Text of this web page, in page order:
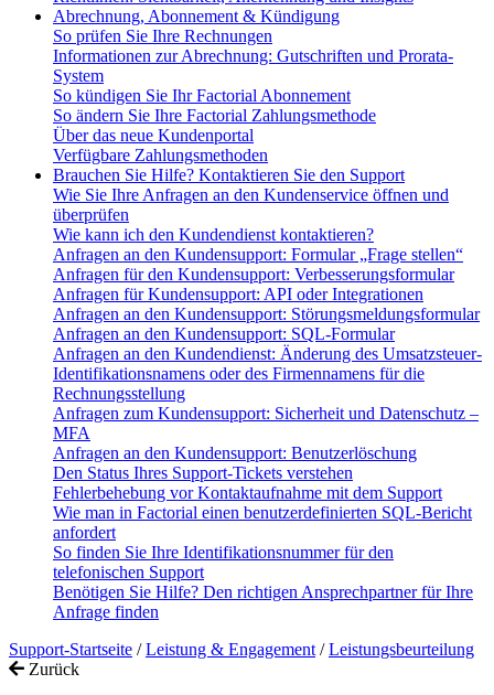
Abrechnung, Abonnement & Kündigung
So prüfen Sie Ihre Rechnungen
Informationen zur Abrechnung: Gutschriften und Prorata-
System
So kündigen Sie Ihr Factorial Abonnement
So ändern Sie Ihre Factorial Zahlungsmethode
Über das neue Kundenportal
Verfügbare Zahlungsmethoden
Brauchen Sie Hilfe? Kontaktieren Sie den Support
Wie Sie Ihre Anfragen an den Kundenservice öffnen und
überprüfen
Wie kann ich den Kundendienst kontaktieren?
Anfragen an den Kundensupport: Formular „Frage stellen“
Anfragen für den Kundensupport: Verbesserungsformular
Anfragen für Kundensupport: API oder Integrationen
Anfragen an den Kundensupport: Störungsmeldungsformular
Anfragen an den Kundensupport: SQL-Formular
Anfragen an den Kundendienst: Änderung des Umsatzsteuer-
Identifikationsnamens oder des Firmennamens für die
Rechnungsstellung
Anfragen zum Kundensupport: Sicherheit und Datenschutz –
MFA
Anfragen an den Kundensupport: Benutzerlöschung
Den Status Ihres Support-Tickets verstehen
Fehlerbehebung vor Kontaktaufnahme mit dem Support
Wie man in Factorial einen benutzerdefinierten SQL-Bericht
anfordert
So finden Sie Ihre Identifikationsnummer für den
telefonischen Support
Benötigen Sie Hilfe? Den richtigen Ansprechpartner für Ihre
Anfrage finden
Support-Startseite / Leistung & Engagement / Leistungsbeurteilung
Zurück